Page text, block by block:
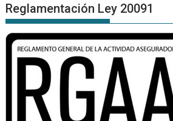
Reglamentación Ley 20091